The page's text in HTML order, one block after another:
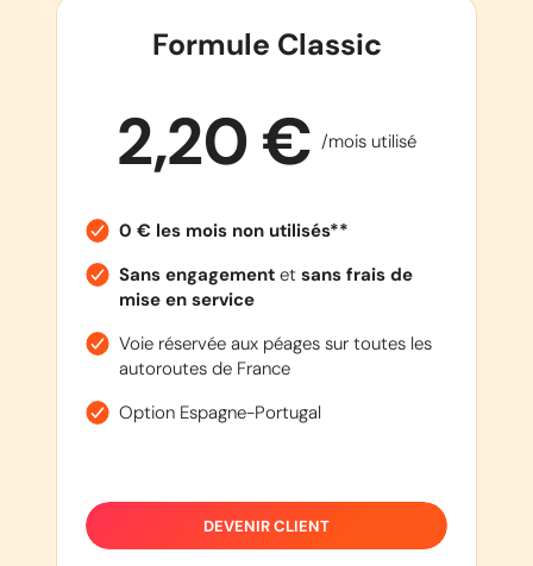
Formule Classic
2,20 € /mois utilisé
0 € les mois non utilisés**
Sans engagementet sans frais de
mise en service
Voie réservée aux péages sur toutes les
autoroutes de France
Option Espagne-Portugal
DEVENIR CLIENT